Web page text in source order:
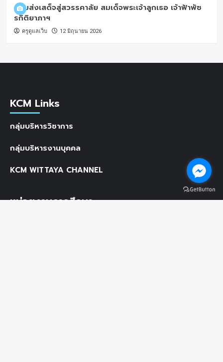
น้อมส่งเสด็จสู่สวรรคาลัย สมเด็จพระเจ้าลูกเธอ เจ้าฟ้าพัช
รกิติยาภาฯ
ครูดูแลเว็บ 12 มิถุนายน 2026
KCM Links
กลุ่มบริหารวิชาการ
กลุ่มบริหารงานบุคคล
KCM WITTAYA CHANNEL
หน่วยงานการศึกษา